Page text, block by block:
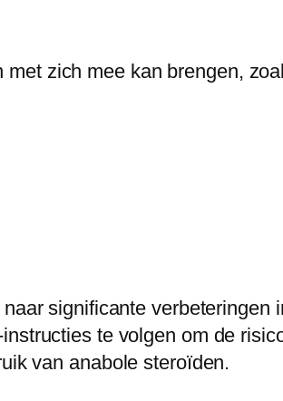
zich mee kan brengen,
significante verbeteringen
te volgen om de
van anabole steroïden.